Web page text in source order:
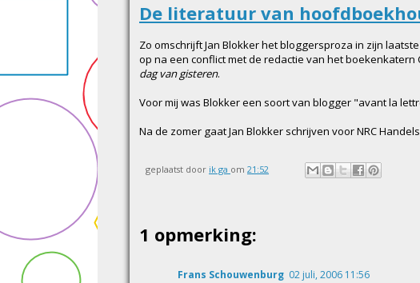
De literatuur van
Zo omschrijft Jan Blokker het bloggersproza in zijn
op na een conflict met de redactie van het
dag van gisteren.
Voor mij was Blokker een soort van blogger "avant la
Na de zomer gaat Jan Blokker schrijven voor NRC
geplaatst door ik ga om 21:52
1 opmerking:
Frans Schouwenburg 02 juli, 2006 11:56